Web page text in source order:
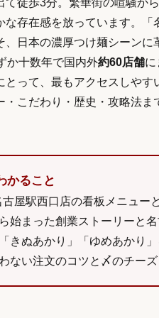
な存在感を放っています。
、日本の濃厚つけ麺シーン
か十数年で国内外約60店舗に
とって、最もアクセスしや
・こだわり・歴史・攻略法
かること
古屋駅西口店の看板メニュー
始まった創業ストーリーと
きぬあかり」「ゆめあかり
ない注文のコツと〆のチー